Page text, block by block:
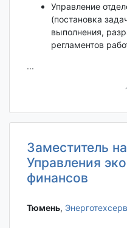
Управление
(постановка
выполнения,
регламентов
...
Заместитель
Управления
финансов
Тюмень‎,